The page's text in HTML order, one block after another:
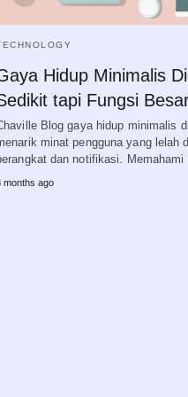
Hidup Minimalis
tapi Fungsi
Blog gaya hidup minimalis
minat pengguna yang lelah
dan notifikasi.
months ago